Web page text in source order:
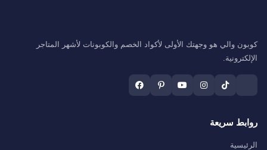
كوبون والي هو وجهتك الأولى لأكواد الخصم والكوبونات لأشهر المتاجر
الإلكترونية.
روابط سريعة
الرئيسية